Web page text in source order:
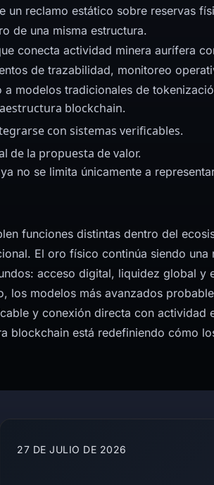
un reclamo estático sobre reservas
de una misma estructura.
conecta actividad minera aurífera
de trazabilidad, monitoreo
modelos tradicionales de
blockchain.
con sistemas verificables.
de la propuesta de valor.
no se limita únicamente a
funciones distintas dentro del
El oro físico continúa siendo
acceso digital, liquidez global y
los modelos más avanzados
y conexión directa con actividad
blockchain está redefiniendo cómo
27 DE JULIO DE 2026